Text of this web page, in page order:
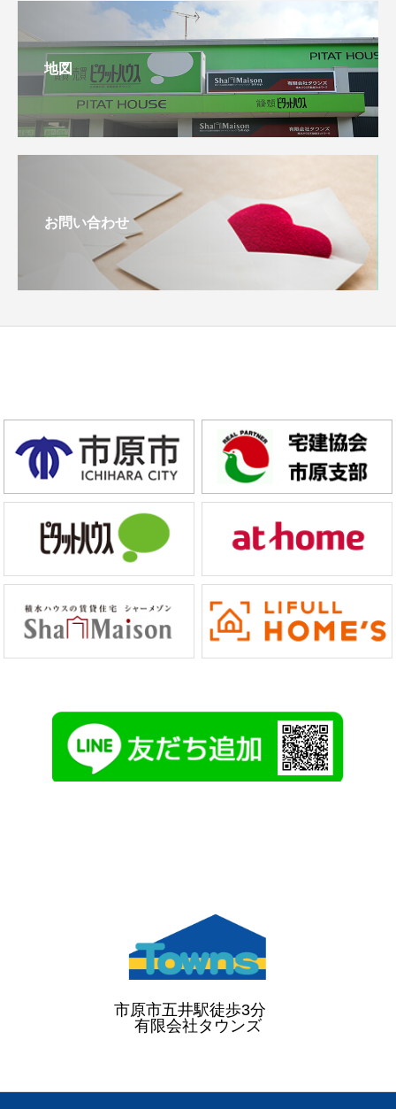
地図
お問い合わせ
市原市五井駅徒歩3分
有限会社タウンズ